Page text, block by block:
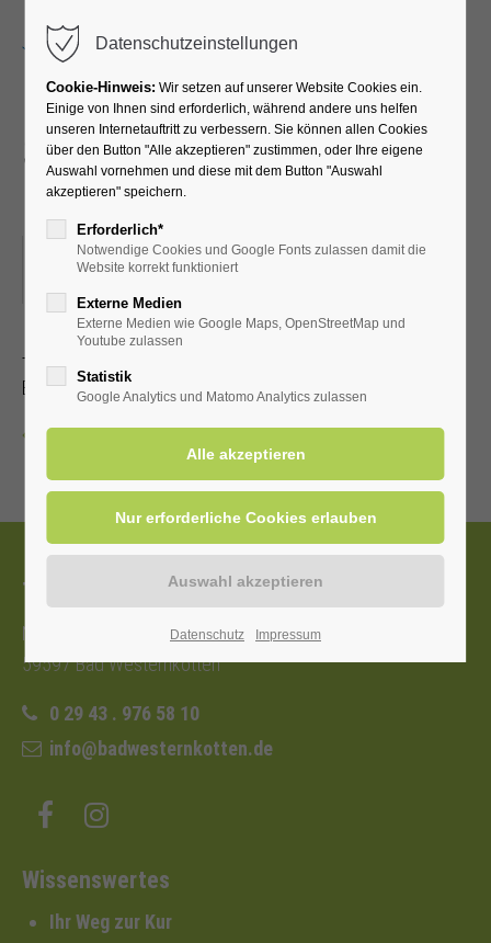
Siggi Raskop – großes
Musikrepertoire
17.04.2026, 19:30
- lassen Sie sich überraschen!
Eintritt frei
Zurück
Tourist-Information
Nordstraße 2b
59597 Bad Westernkotten
0 29 43 . 976 58 10
info@badwesternkotten.de
Wissenswertes
Ihr Weg zur Kur
Datenschutzeinstellungen
Cookie-Hinweis: Wir setzen auf unserer Website Cookies ein.
Einige von Ihnen sind erforderlich, während andere uns helfen
unseren Internetauftritt zu verbessern. Sie können allen Cookies
über den Button "Alle akzeptieren" zustimmen, oder Ihre eigene
Auswahl vornehmen und diese mit dem Button "Auswahl
akzeptieren" speichern.
Erforderlich*
Notwendige Cookies und Google Fonts zulassen damit die
Website korrekt funktioniert
Externe Medien
Externe Medien wie Google Maps, OpenStreetMap und
Youtube zulassen
Statistik
Google Analytics und Matomo Analytics zulassen
Datenschutz Impressum